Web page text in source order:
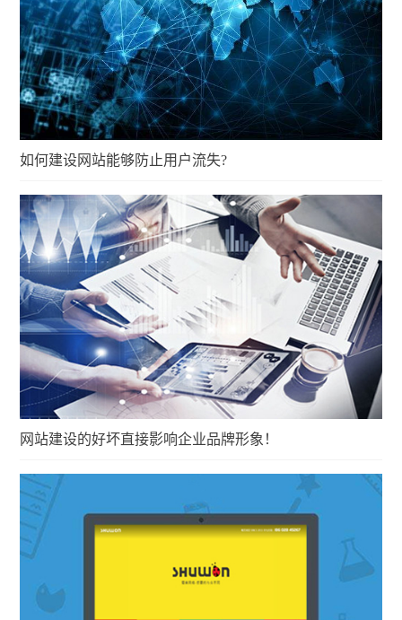
如何建设网站能够防止用户流失?
网站建设的好坏直接影响企业品牌形象！